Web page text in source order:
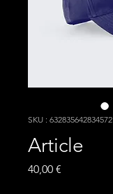
SKU : 632835642834572
Article
40,00 €